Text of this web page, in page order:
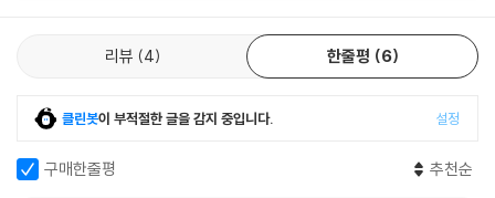
관을 푸는 제일 좋은 방법은 그 원인을 제거해 버리는 것이었다. 방산수는
사랑하는 어우동을 구해 주고자 꾀를 냈지만 그 꾀가 지나쳐 오히려 어우
트집 잡아 내쳤으니 지켜야 할 의리 같은 것은 없었다. 그랬으니 종친이라
리뷰 4 한줄평 6
클린봇이 부적절한 글을 감지 중입니다. 설정
구매한줄평 추천순